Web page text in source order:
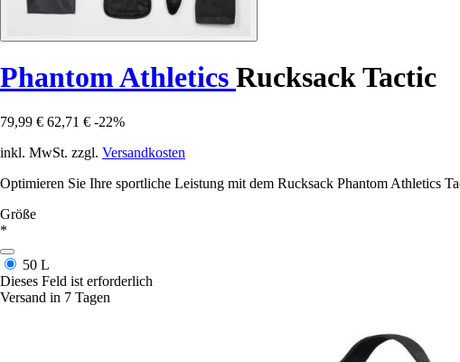
Phantom Athletics Rucksack Tactic
79,99 € 62,71 € -22%
inkl. MwSt. zzgl. Versandkosten
Optimieren Sie Ihre sportliche Leistung mit dem Rucksack Phantom Athletics
Größe
*
50 L
Dieses Feld ist erforderlich
Versand in 7 Tagen